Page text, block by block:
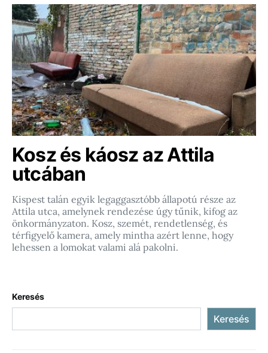
Kosz és káosz az Attila
utcában
Kispest talán egyik legaggasztóbb állapotú része az
Attila utca, amelynek rendezése úgy tűnik, kifog az
önkormányzaton. Kosz, szemét, rendetlenség, és
térfigyelő kamera, amely mintha azért lenne, hogy
lehessen a lomokat valami alá pakolni.
Keresés
Keresés